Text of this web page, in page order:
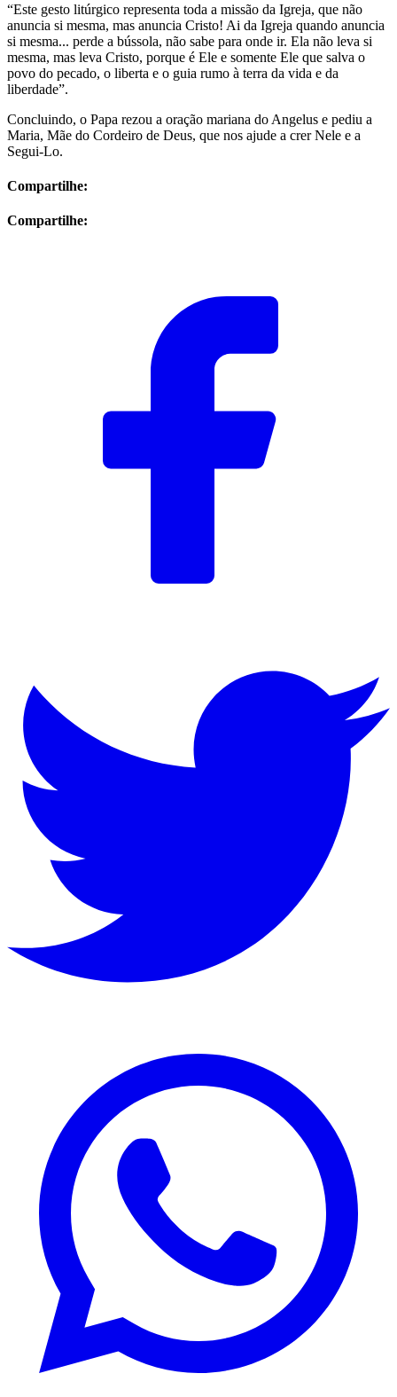
“Este gesto litúrgico representa toda a missão da Igreja, que não
anuncia si mesma, mas anuncia Cristo! Ai da Igreja quando anuncia
si mesma... perde a bússola, não sabe para onde ir. Ela não leva si
mesma, mas leva Cristo, porque é Ele e somente Ele que salva o
povo do pecado, o liberta e o guia rumo à terra da vida e da
liberdade”.
Concluindo, o Papa rezou a oração mariana do Angelus e pediu a
Maria, Mãe do Cordeiro de Deus, que nos ajude a crer Nele e a
Segui-Lo.
Compartilhe:
Compartilhe: